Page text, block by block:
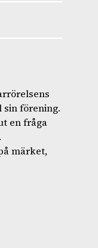
sin förening.
en fråga
märket,